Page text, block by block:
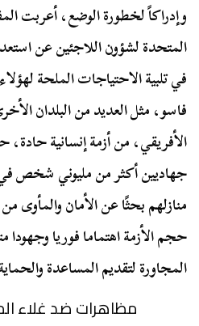
وإدراكاً لخطورة الوضع، أعربت
المتحدة لشؤون اللاجئين عن
في تلبية الاحتياجات الملحة
فاسو، مثل العديد من البلدان
الأفريقي، من أزمة إنسانية
جهاديين أكثر من مليوني شخص في
منازلهم بحثًا عن الأمان والمأوى
حجم الأزمة اهتماما فوريا
المجاورة لتقديم المساعدة
مظاهرات ضد غلاء